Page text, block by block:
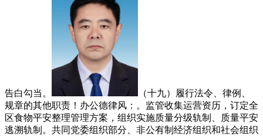
告白勾当。
（十九）履行法令、律例、
规章的其他职责！办公德律风：。监管收集运营资历，订定全
区食物平安整理管理方案，组织实施质量分级轨制、质量平安
逃溯轨制。共同党委组织部分、非公有制经济组织和社会组织